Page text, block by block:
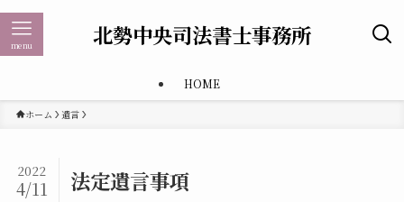
北勢中央司法書士事務所
menu
HOME
ホーム 遺言
法定遺言事項
2022
4/11